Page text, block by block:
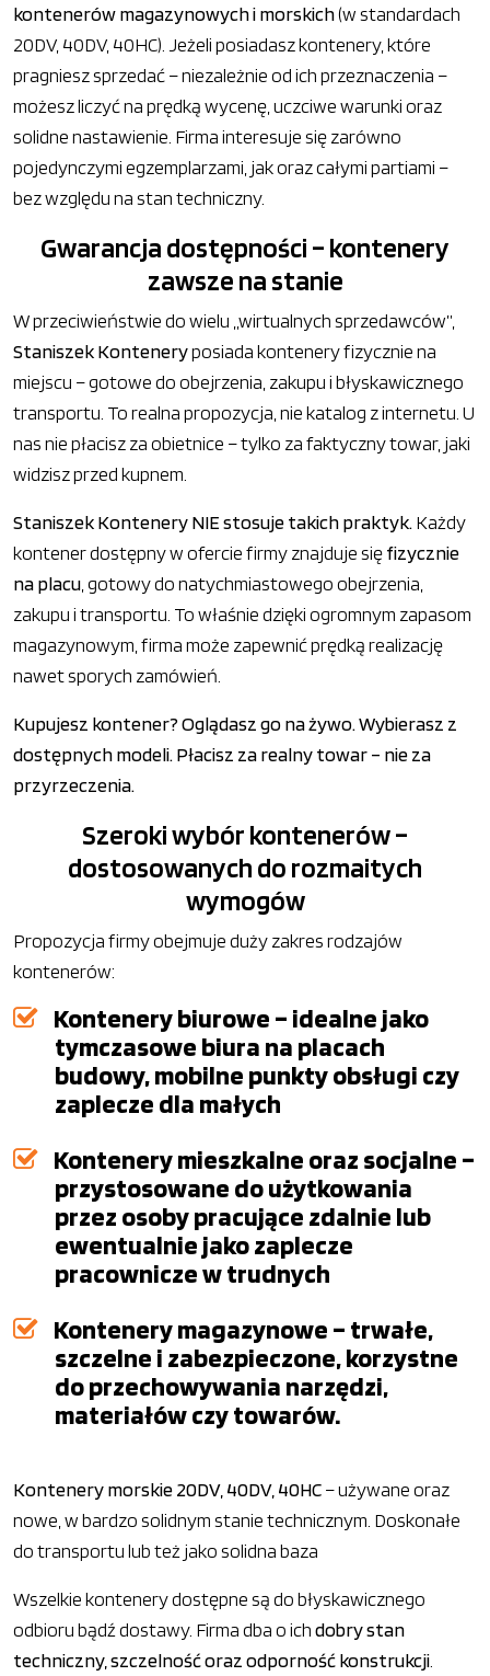
kontenerów magazynowych i morskich(w standardach
20DV, 40DV, 40HC). Jeżeli posiadasz kontenery, które
pragniesz sprzedać – niezależnie od ich przeznaczenia –
możesz liczyć na prędką wycenę, uczciwe warunki oraz
solidne nastawienie. Firma interesuje się zarówno
pojedynczymi egzemplarzami, jak oraz całymi partiami –
bez względu na stan techniczny.
Gwarancja dostępności – kontenery
zawsze na stanie
W przeciwieństwie do wielu „wirtualnych sprzedawców”,
Staniszek Konteneryposiada kontenery fizycznie na
miejscu – gotowe do obejrzenia, zakupu i błyskawicznego
transportu. To realna propozycja, nie katalog z internetu. U
nas nie płacisz za obietnice – tylko za faktyczny towar, jaki
widzisz przed kupnem.
Staniszek Kontenery NIE stosuje takich praktyk. Każdy
kontener dostępny w ofercie firmy znajduje sięfizycznie
na placu , gotowy do natychmiastowego obejrzenia,
zakupu i transportu. To właśnie dzięki ogromnym zapasom
magazynowym, firma może zapewnić prędką realizację
nawet sporych zamówień.
Kupujesz kontener? Oglądasz go na żywo. Wybierasz z
dostępnych modeli. Płacisz za realny towar – nie za
przyrzeczenia.
Szeroki wybór kontenerów –
dostosowanych do rozmaitych
wymogów
Propozycja firmy obejmuje duży zakres rodzajów
kontenerów:
Kontenery biurowe – idealne jako
tymczasowe biura na placach
budowy, mobilne punkty obsługi czy
zaplecze dla małych
Kontenery mieszkalne oraz socjalne –
przystosowane do użytkowania
przez osoby pracujące zdalnie lub
ewentualnie jako zaplecze
pracownicze w trudnych
Kontenery magazynowe – trwałe,
szczelne i zabezpieczone, korzystne
do przechowywania narzędzi,
materiałów czy towarów.
Kontenery morskie 20DV, 40DV, 40HC– używane oraz
nowe, w bardzo solidnym stanie technicznym. Doskonałe
do transportu lub też jako solidna baza
Wszelkie kontenery dostępne są do błyskawicznego
odbioru bądź dostawy. Firma dba o ichdobry stan
techniczny, szczelność oraz odporność konstrukcji